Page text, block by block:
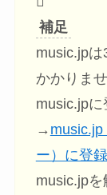
補足
music.jp
かかりませ
music.jpに
→
ー）に登
music.jp